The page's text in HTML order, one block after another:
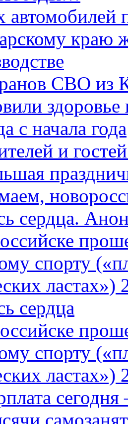
автомобилей
краю
СВО из
с начала года
и
сердца.
спорту
сердца
спорту
ластах»)